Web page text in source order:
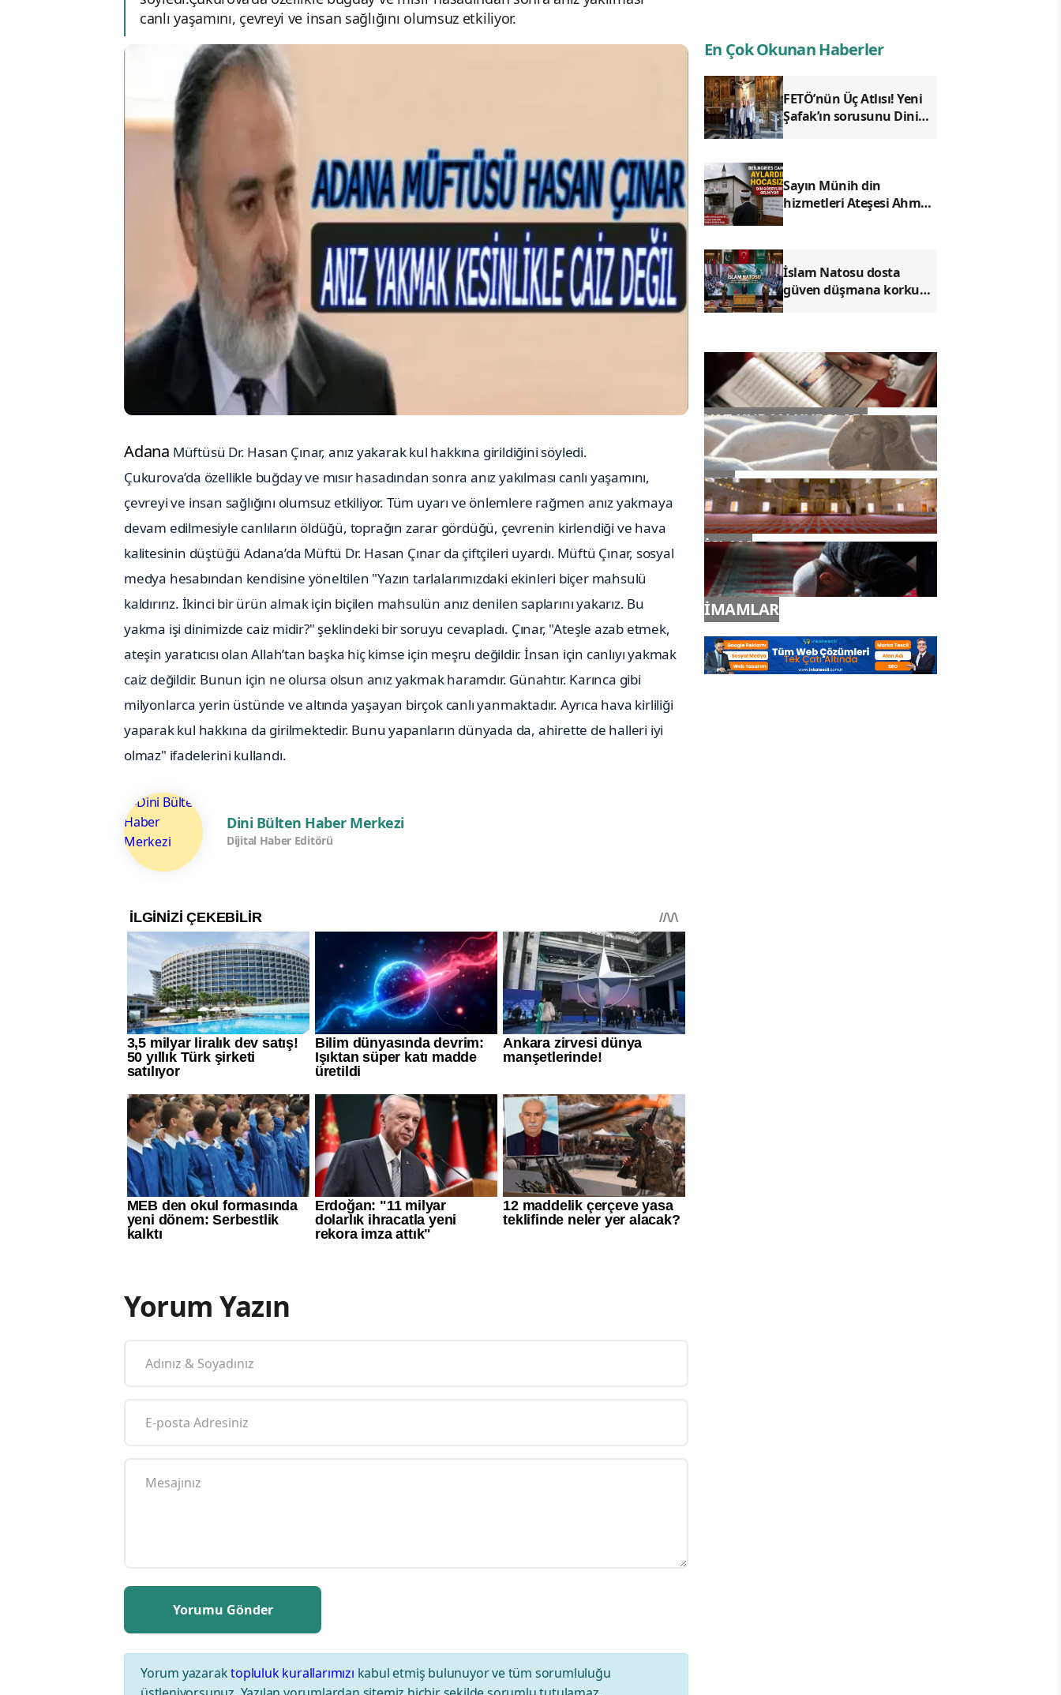
canlı yaşamını, çevreyi ve insan sağlığını olumsuz etkiliyor.
Adana Müftüsü Dr. Hasan Çınar, anız yakarak kul hakkına girildiğini söyledi.
Çukurova’da özellikle buğday ve mısır hasadından sonra anız yakılması canlı yaşamını,
çevreyi ve insan sağlığını olumsuz etkiliyor. Tüm uyarı ve önlemlere rağmen anız yakmaya
devam edilmesiyle canlıların öldüğü, toprağın zarar gördüğü, çevrenin kirlendiği ve hava
kalitesinin düştüğü Adana’da Müftü Dr. Hasan Çınar da çiftçileri uyardı. Müftü Çınar, sosyal
medya hesabından kendisine yöneltilen "Yazın tarlalarımızdaki ekinleri biçer mahsulü
kaldırırız. İkinci bir ürün almak için biçilen mahsulün anız denilen saplarını yakarız. Bu
yakma işi dinimizde caiz midir?" şeklindeki bir soruyu cevapladı. Çınar, "Ateşle azab etmek,
ateşin yaratıcısı olan Allah’tan başka hiç kimse için meşru değildir. İnsan için canlıyı yakmak
caiz değildir. Bunun için ne olursa olsun anız yakmak haramdır. Günahtır. Karınca gibi
milyonlarca yerin üstünde ve altında yaşayan birçok canlı yanmaktadır. Ayrıca hava kirliliği
yaparak kul hakkına da girilmektedir. Bunu yapanların dünyada da, ahirette de halleri iyi
olmaz" ifadelerini kullandı.
Dini Bülten Haber Merkezi
Dijital Haber Editörü
Yorum Yazın
Yorum yazaraktopluluk kurallarımızı kabul etmiş bulunuyor ve tüm sorumluluğu
En Çok Okunan Haberler
FETÖ’nün Üç Atlısı! Yeni
Şafak’ın sorusunu Dini
Sayın Münih din
hizmetleri Ateşesi Ahmet
İslam Natosu dosta
güven düşmana korku
YAZ KURAN KURSLARI
TDV
İSLAM
İMAMLAR